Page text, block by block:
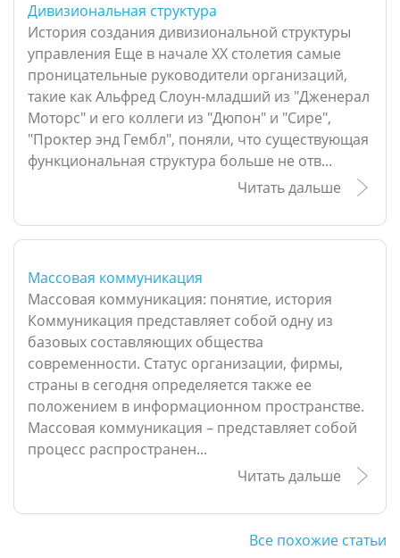
Дивизиональная структура
История создания дивизиональной структуры
управления Еще в начале ХХ столетия самые
проницательные руководители организаций,
такие как Альфред Слоун-младший из "Дженерал
Моторс" и его коллеги из "Дюпон" и "Сире",
"Проктер энд Гембл", поняли, что существующая
функциональная структура больше не отв...
Читать дальше
Массовая коммуникация
Массовая коммуникация: понятие, история
Коммуникация представляет собой одну из
базовых составляющих общества
современности. Статус организации, фирмы,
страны в сегодня определяется также ее
положением в информационном пространстве.
Массовая коммуникация – представляет собой
процесс распространен...
Читать дальше
Все похожие статьи